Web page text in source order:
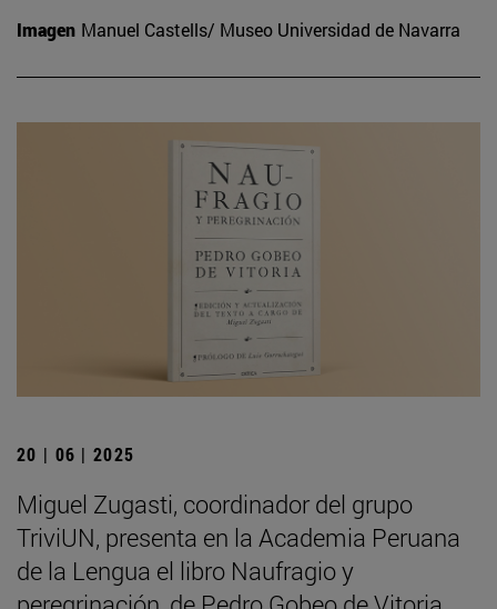
Imagen Manuel Castells/ Museo Universidad de Navarra
20 | 06 | 2025
Miguel Zugasti, coordinador del grupo
TriviUN, presenta en la Academia Peruana
de la Lengua el libro Naufragio y